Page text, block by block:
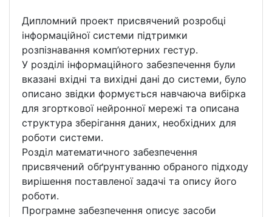
Дипломний проект присвячений розробці
інформаційної системи підтримки
розпізнавання комп’ютерних гестур.
У розділі інформаційного забезпечення були
вказані вхідні та вихідні дані до системи, було
описано звідки формується навчаюча вибірка
для згорткової нейронної мережі та описана
структура зберігання даних, необхідних для
роботи системи.
Розділ математичного забезпечення
присвячений обґрунтуванню обраного підходу
вирішення поставленої задачі та опису його
роботи.
Програмне забезпечення описує засоби